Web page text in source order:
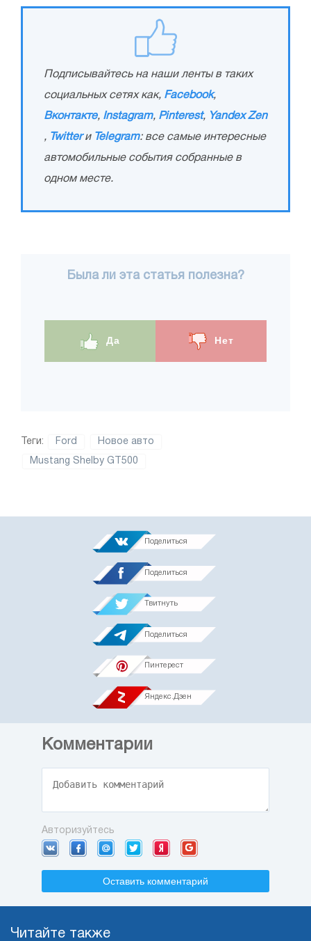
Подписывайтесь на наши ленты в таких
социальных сетях как, Facebook,
Вконтакте, Instagram, Pinterest, Yandex Zen
, Twitterи Telegram: все самые интересные
автомобильные события собранные в
одном месте.
Была ли эта статья полезна?
Да Нет
Теги: Ford Новое авто
Mustang Shelby GT500
Поделиться
Поделиться
Твитнуть
Поделиться
Пинтерест
Яндекс.Дзен
Комментарии
Авторизуйтесь
Оставить комментарий
Читайте также